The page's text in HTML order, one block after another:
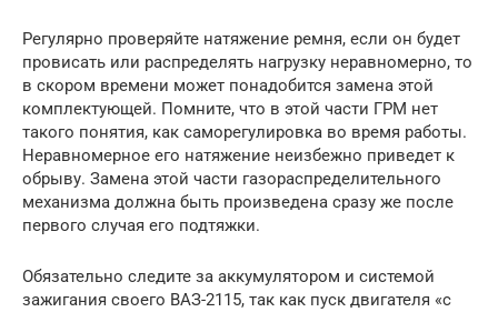
Регулярно проверяйте натяжение ремня, если он будет
провисать или распределять нагрузку неравномерно, то
в скором времени может понадобится замена этой
комплектующей. Помните, что в этой части ГРМ нет
такого понятия, как саморегулировка во время работы.
Неравномерное его натяжение неизбежно приведет к
обрыву. Замена этой части газораспределительного
механизма должна быть произведена сразу же после
первого случая его подтяжки.
Обязательно следите за аккумулятором и системой
зажигания своего ВАЗ-2115, так как пуск двигателя «с